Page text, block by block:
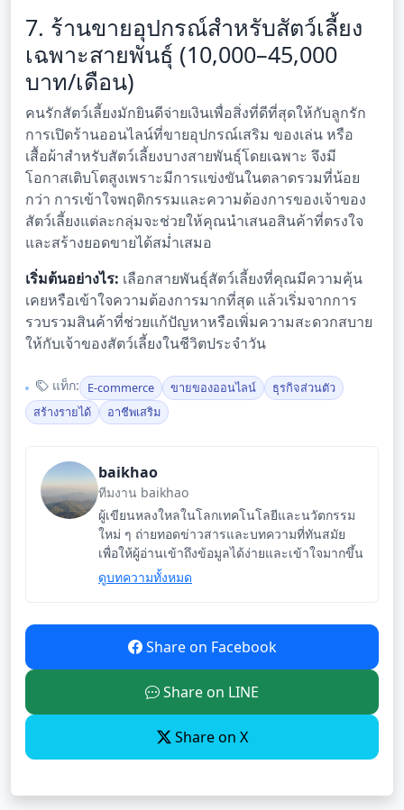
7. ร้านขายอุปกรณ์สำหรับสัตว์เลี้ยง
เฉพาะสายพันธุ์ (10,000–45,000
บาท/เดือน)
คนรักสัตว์เลี้ยงมักยินดีจ่ายเงินเพื่อสิ่งที่ดีที่สุดให้กับลูกรัก
การเปิดร้านออนไลน์ที่ขายอุปกรณ์เสริม ของเล่น หรือ
เสื้อผ้าสำหรับสัตว์เลี้ยงบางสายพันธุ์โดยเฉพาะ จึงมี
โอกาสเติบโตสูงเพราะมีการแข่งขันในตลาดรวมที่น้อย
กว่า การเข้าใจพฤติกรรมและความต้องการของเจ้าของ
สัตว์เลี้ยงแต่ละกลุ่มจะช่วยให้คุณนำเสนอสินค้าที่ตรงใจ
และสร้างยอดขายได้สม่ำเสมอ
เริ่มต้นอย่างไร: เลือกสายพันธุ์สัตว์เลี้ยงที่คุณมีความคุ้น
เคยหรือเข้าใจความต้องการมากที่สุด แล้วเริ่มจากการ
รวบรวมสินค้าที่ช่วยแก้ปัญหาหรือเพิ่มความสะดวกสบาย
ให้กับเจ้าของสัตว์เลี้ยงในชีวิตประจำวัน
แท็ก: E-commerce ขายของออนไลน์
ธุรกิจส่วนตัว
สร้างรายได้
อาชีพเสริม
baikhao
ทีมงาน baikhao
ผู้เขียนหลงใหลในโลกเทคโนโลยีและนวัตกรรม
ใหม่ ๆ ถ่ายทอดข่าวสารและบทความที่ทันสมัย
เพื่อให้ผู้อ่านเข้าถึงข้อมูลได้ง่ายและเข้าใจมากขึ้น
ดูบทความทั้งหมด
Share on Facebook
Share on LINE
Share on X